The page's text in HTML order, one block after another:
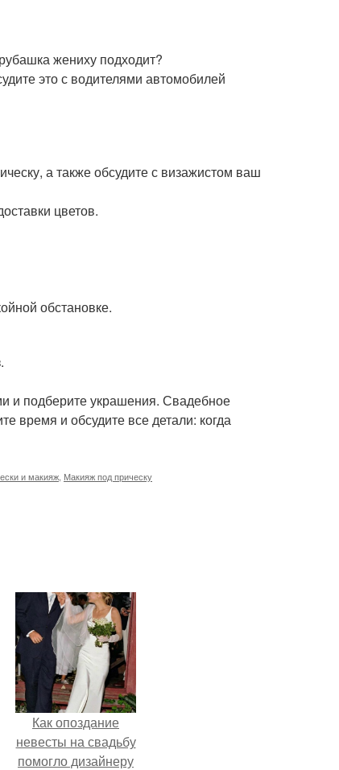
жениху подходит?
это с водителями автомобилей
а также обсудите с визажистом ваш
цветов.
обстановке.
и подберите украшения. Свадебное
время и обсудите все детали: когда
и макияж Макияж под прическу
Как опоздание
невесты на свадьбу
помогло дизайнеру